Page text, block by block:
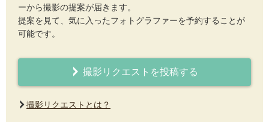
ーから撮影の提案が届きます。
提案を見て、気に入ったフォトグラファーを予約することが
可能です。
撮影リクエストを投稿する
撮影リクエストとは？